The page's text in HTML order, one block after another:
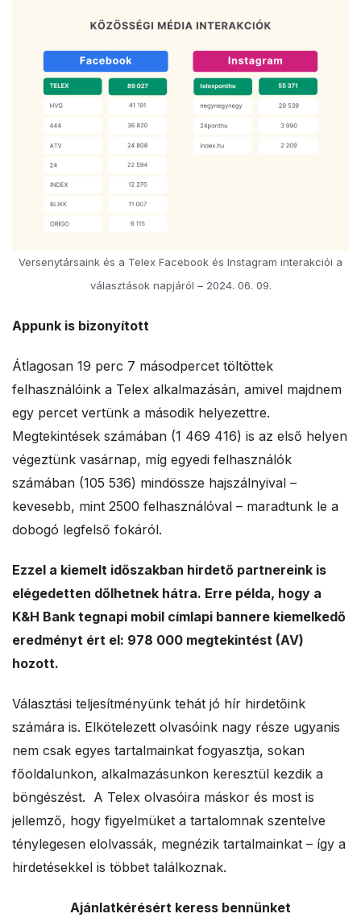
Versenytársaink és a Telex Facebook és Instagram interakciói a
választások napjáról – 2024. 06. 09.
Appunk is bizonyított
Átlagosan 19 perc 7 másodpercet töltöttek
felhasználóink a Telex alkalmazásán, amivel majdnem
egy percet vertünk a második helyezettre.
Megtekintések számában (1 469 416) is az első helyen
végeztünk vasárnap, míg egyedi felhasználók
számában (105 536) mindössze hajszálnyival –
kevesebb, mint 2500 felhasználóval – maradtunk le a
dobogó legfelső fokáról.
Ezzel a kiemelt időszakban hirdető partnereink is
elégedetten dőlhetnek hátra. Erre példa, hogy a
K&H Bank tegnapi mobil címlapi bannere kiemelkedő
eredményt ért el: 978 000 megtekintést (AV)
hozott.
Választási teljesítményünk tehát jó hír hirdetőink
számára is. Elkötelezett olvasóink nagy része ugyanis
nem csak egyes tartalmainkat fogyasztja, sokan
főoldalunkon, alkalmazásunkon keresztül kezdik a
böngészést. A Telex olvasóira máskor és most is
jellemző, hogy figyelmüket a tartalomnak szentelve
ténylegesen elolvassák, megnézik tartalmainkat – így a
hirdetésekkel is többet találkoznak.
Ajánlatkérésért keress bennünket